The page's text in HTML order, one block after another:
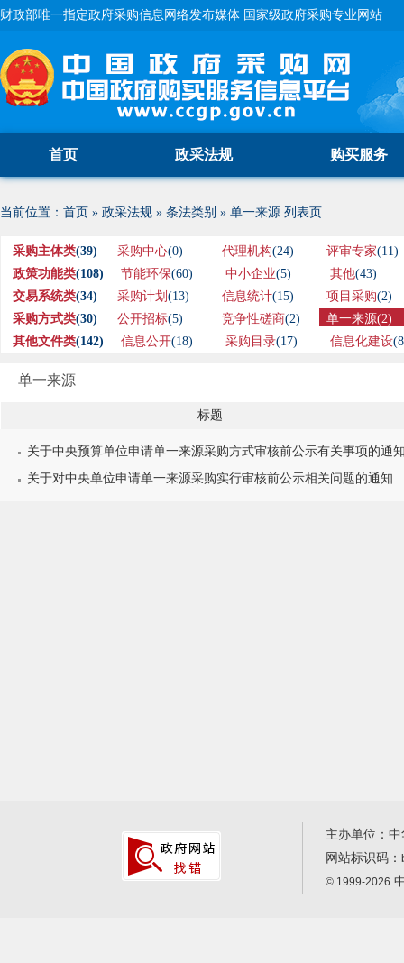
财政部唯一指定政府采购信息网络发布媒体 国家级政府采购专业网站
首页 政采法规 购买服务
当前位置： 首页 » 政采法规 » 条法类别 » 单一来源 列表页
采购主体类(39) 采购中心(0) 代理机构(24) 评审专家(11)
政策功能类(108) 节能环保(60) 中小企业(5) 其他(43)
交易系统类(34) 采购计划 (13) 信息统计(15) 项目采购(2)
采购方式类(30) 公开招标(5) 竞争性磋商(2) 单一来源(2)
其他文件类(142) 信息公开(18) 采购目录(17) 信息化建设
单一来源
标题
关于中央预算单位申请单一来源采购方式审核前公示有关事项的通
关于对中央单位申请单一来源采购实行审核前公示相关问题的通知
主办单位：
网站标识码：
© 1999-2026